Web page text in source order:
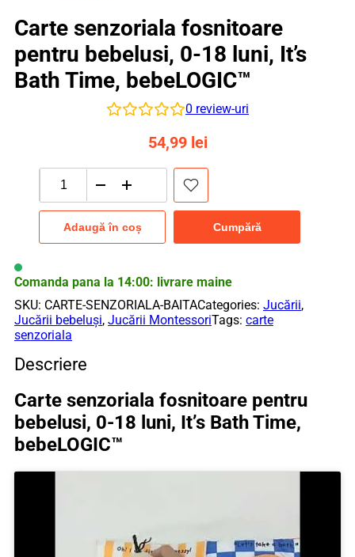
Carte senzoriala fosnitoare
pentru bebelusi, 0-18 luni, It’s
Bath Time, bebeLOGIC™
0 review-uri
54,99 lei
Cantitate
Carte
senzoriala
fosnitoare
0-
18
luni,
It's
Bath
Time,
bebeLOGIC™
Adaugă în coș Cumpără
Comanda pana la 14:00: livrare maine
SKU: CARTE-SENZORIALA-BAITACategories: Jucării,
Jucării bebeluși, Jucării MontessoriTags: carte
senzoriala
Descriere
Carte senzoriala fosnitoare pentru
bebelusi, 0-18 luni, It’s Bath Time,
bebeLOGIC™